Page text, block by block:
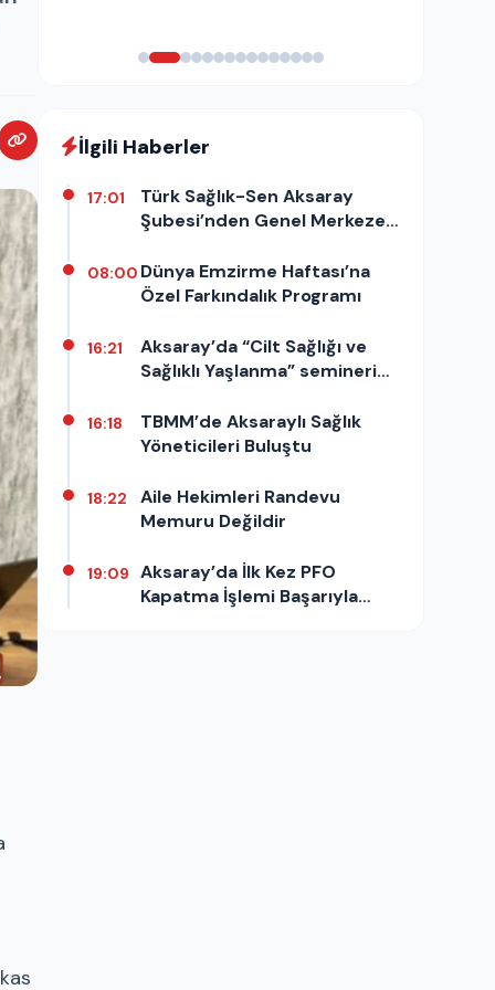
İlgili Haberler
17:01
Türk Sağlık-Sen Aksaray
Şubesi’nden Genel Merkeze
08:00 Dünya Emzirme Haftası’na
Özel Farkındalık Programı
16:21
Aksaray’da “Cilt Sağlığı ve
Sağlıklı Yaşlanma” semineri
16:18
TBMM’de Aksaraylı Sağlık
Yöneticileri Buluştu
18:22
Aile Hekimleri Randevu
Memuru Değildir
19:09
Aksaray’da İlk Kez PFO
Kapatma İşlemi Başarıyla